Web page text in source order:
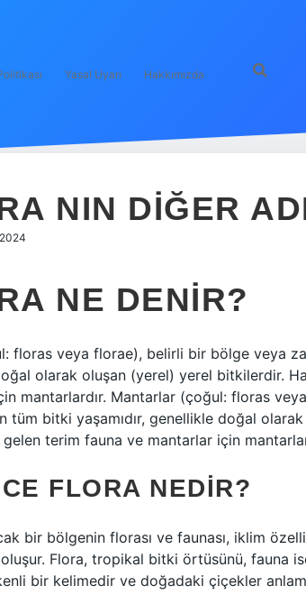
Yasal Uyarı Hakkımızda
NIN DIĞER
NE DENIR?
floras veya florae), belirli bir bölge veya
olarak oluşan (yerel) yerel bitkilerdir.
mantarlardır. Mantarlar (çoğul: floras
tüm bitki yaşamıdır, genellikle doğal
gelen terim fauna ve mantarlar için
FLORA NEDIR?
bir bölgenin florası ve faunası, iklim
Flora, tropikal bitki örtüsünü, fauna
bir kelimedir ve doğadaki çiçekler